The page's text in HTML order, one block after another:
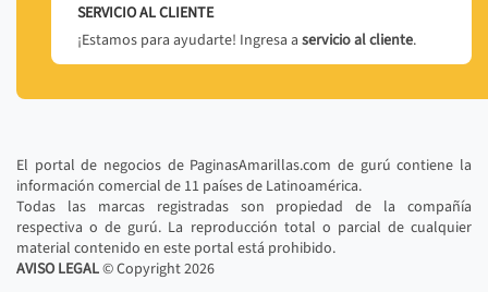
SERVICIO AL CLIENTE
¡Estamos para ayudarte! Ingresa a servicio al cliente.
El portal de negocios de PaginasAmarillas.com de gurú contiene la
información comercial de 11 países de Latinoamérica.
Todas las marcas registradas son propiedad de la compañía
respectiva o de gurú. La reproducción total o parcial de cualquier
material contenido en este portal está prohibido.
AVISO LEGAL© Copyright2026